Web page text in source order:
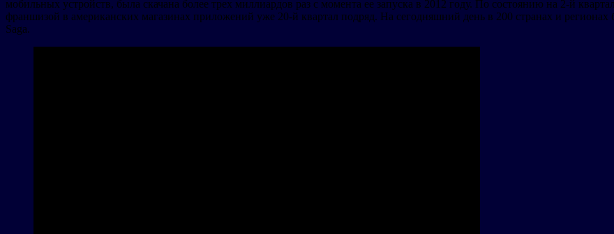
мобильных устройств, была скачана более трех миллиардов раз с момента ее запуска в 2012 году. По состоянию на 2-й
франшизой в американских магазинах приложений уже 20-й квартал подряд. На сегодняшний день в 200 странах и
Saga.